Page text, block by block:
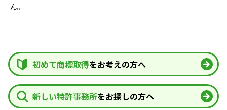
ん。
初めて商標取得をお考えの方へ
新しい特許事務所をお探しの方へ